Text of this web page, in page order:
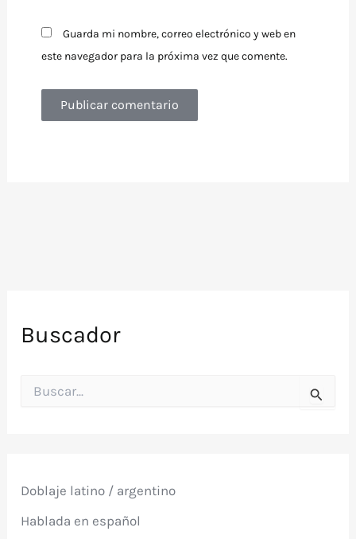
Guarda mi nombre, correo electrónico y web en
este navegador para la próxima vez que comente.
Buscador
o
:
Doblaje latino / argentino
Hablada en español